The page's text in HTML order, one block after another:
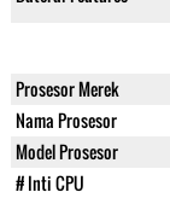
Prosesor Merek
Nama Prosesor
Model Prosesor
# Inti CPU